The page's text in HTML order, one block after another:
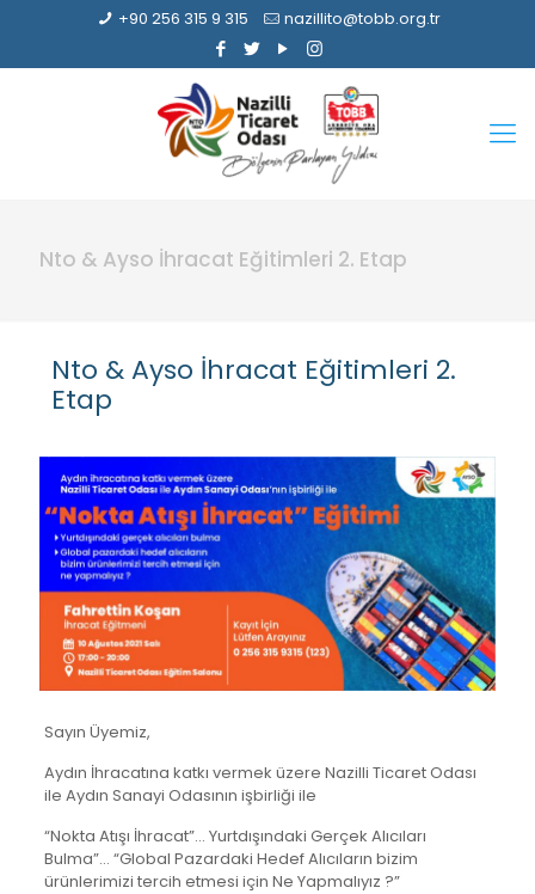
+90 256 315 9 315 nazillito@tobb.org.tr
Nto & Ayso İhracat Eğitimleri 2. Etap
Nto & Ayso İhracat Eğitimleri 2.
Etap
Sayın Üyemiz,
Aydın İhracatına katkı vermek üzere Nazilli Ticaret Odası
ile Aydın Sanayi Odasının işbirliği ile
“Nokta Atışı İhracat”… Yurtdışındaki Gerçek Alıcıları
Bulma”… “Global Pazardaki Hedef Alıcıların bizim
ürünlerimizi tercih etmesi için Ne Yapmalıyız ?”